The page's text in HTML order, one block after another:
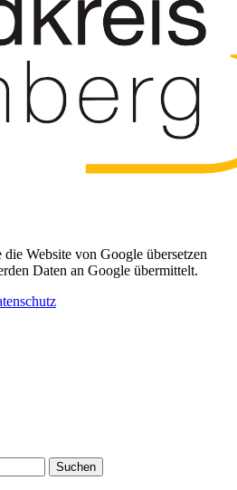
die Website von Google übersetzen
Daten an Google übermittelt.
Suchen